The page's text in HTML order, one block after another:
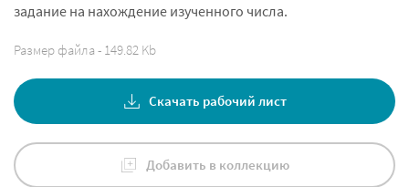
задание на нахождение изученного числа.
Размер файла - 149.82 Kb
Скачать рабочий лист
Добавить в коллекцию